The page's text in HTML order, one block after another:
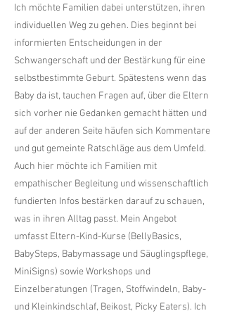
Ich möchte Familien dabei unterstützen, ihren
individuellen Weg zu gehen. Dies beginnt bei
informierten Entscheidungen in der
Schwangerschaft und der Bestärkung für eine
selbstbestimmte Geburt. Spätestens wenn das
Baby da ist, tauchen Fragen auf, über die Eltern
sich vorher nie Gedanken gemacht hätten und
auf der anderen Seite häufen sich Kommentare
und gut gemeinte Ratschläge aus dem Umfeld.
Auch hier möchte ich Familien mit
empathischer Begleitung und wissenschaftlich
fundierten Infos bestärken darauf zu schauen,
was in ihren Alltag passt. Mein Angebot
umfasst Eltern-Kind-Kurse (BellyBasics,
BabySteps, Babymassage und Säuglingspflege,
MiniSigns) sowie Workshops und
Einzelberatungen (Tragen, Stoffwindeln, Baby-
und Kleinkindschlaf, Beikost, Picky Eaters). Ich